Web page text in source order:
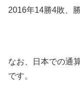
2016年14勝4敗、
なお、日本での通
です。